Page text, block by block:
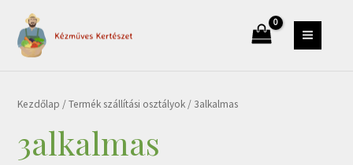
content
MAIN
Kezdőlap / Termék szállítási osztályok / 3alkalmas
3alkalmas